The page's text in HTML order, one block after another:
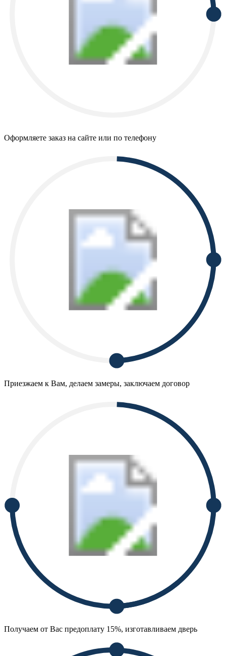
Оформляете заказ на сайте или по телефону
Приезжаем к Вам, делаем замеры, заключаем договор
Получаем от Вас предоплату 15%, изготавливаем дверь